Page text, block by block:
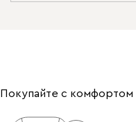
Покупайте с комфортом